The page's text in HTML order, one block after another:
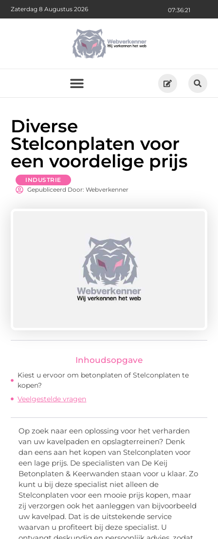
07:36:22
Zaterdag 8 Augustus 2026
Diverse
Stelconplaten voor
een voordelige prijs
INDUSTRIE
Gepubliceerd Door: Webverkenner
Inhoudsopgave
Kiest u ervoor om betonplaten of Stelconplaten te
kopen?
Veelgestelde vragen
Op zoek naar een oplossing voor het verharden
van uw kavelpaden en opslagterreinen? Denk
dan eens aan het kopen van Stelconplaten voor
een lage prijs. De specialisten van De Keij
Betonplaten & Keerwanden staan voor u klaar. Zo
kunt u bij deze specialist niet alleen de
Stelconplaten voor een mooie prijs kopen, maar
zij verzorgen ook het aanleggen van bijvoorbeeld
uw kavelpad. Dat is de uitstekende service
waarvan u profiteert bij deze specialist. U